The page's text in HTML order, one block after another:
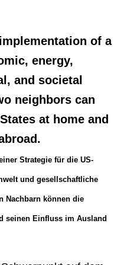
of a
energy,
and societal
neighbors can
at home and
Strategie für die US-
und gesellschaftliche
Nachbarn können die
seinen Einfluss im Ausland